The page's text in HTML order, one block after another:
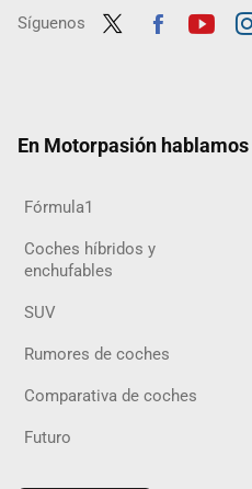
Síguenos
En Motorpasión hablamos
Fórmula1
Coches híbridos y
enchufables
SUV
Rumores de coches
Comparativa de coches
Futuro